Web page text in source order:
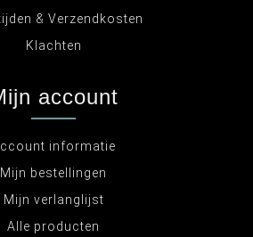
& Verzendkosten
Klachten
account
informatie
Mijn bestellingen
Mijn verlanglijst
Alle producten